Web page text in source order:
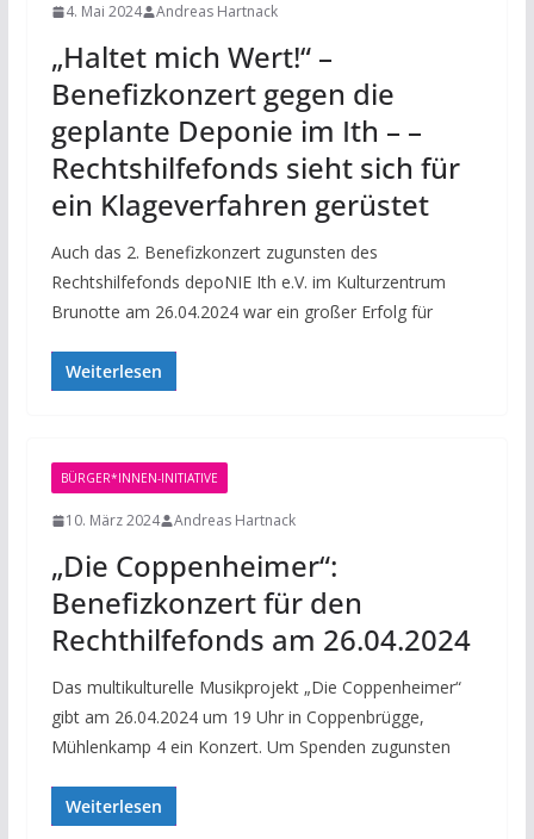
4. Mai 2024 Andreas Hartnack
„Haltet mich Wert!“ –
Benefizkonzert gegen die
geplante Deponie im Ith – –
Rechtshilfefonds sieht sich für
ein Klageverfahren gerüstet
Auch das 2. Benefizkonzert zugunsten des
Rechtshilfefonds depoNIE Ith e.V. im Kulturzentrum
Brunotte am 26.04.2024 war ein großer Erfolg für
Weiterlesen
BÜRGER*INNEN-INITIATIVE
10. März 2024 Andreas Hartnack
„Die Coppenheimer“:
Benefizkonzert für den
Rechthilfefonds am 26.04.2024
Das multikulturelle Musikprojekt „Die Coppenheimer“
gibt am 26.04.2024 um 19 Uhr in Coppenbrügge,
Mühlenkamp 4 ein Konzert. Um Spenden zugunsten
Weiterlesen